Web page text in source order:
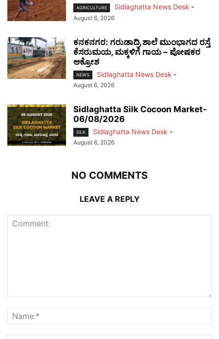
AGRICULTURE Sidlaghatta News Desk -
August 6, 2026
ಕನಕನಗರ: ಗರುಡಾದ್ರಿ ಶಾಲೆ ಮುಂಭಾಗದ ರಸ್ತೆ
ಕೆಸರುಮಯ, ಮಕ್ಕಳಿಗೆ ಗಾಯ – ಪೋಷಕರ
ಆಕ್ರೋಶ
NEWS Sidlaghatta News Desk -
August 6, 2026
Sidlaghatta Silk Cocoon Market-
06/08/2026
SILK Sidlaghatta News Desk -
August 6, 2026
NO COMMENTS
LEAVE A REPLY